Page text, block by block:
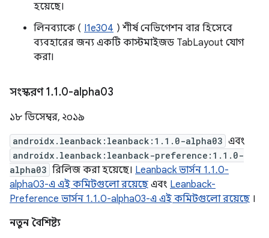
হয়েছে।
লিনব্যাকে ( I1e304 ) শীর্ষ নেভিগেশন বার হিসেবে
ব্যবহারের জন্য একটি কাস্টমাইজড TabLayout যোগ
করা।
সংস্করণ 1.1.0-alpha03
১৮ ডিসেম্বর, ২০১৯
androidx.leanback:leanback:1.1.0-alpha03 এবং
androidx.leanback:leanback-preference:1.1.0-
alpha03 রিলিজ করা হয়েছে। Leanback ভার্সন 1.1.0-
alpha03-এ এই কমিটগুলো রয়েছে এবং Leanback-
Preference ভার্সন 1.1.0-alpha03-এ এই কমিটগুলো রয়েছে ।
নতুন বৈশিষ্ট্য